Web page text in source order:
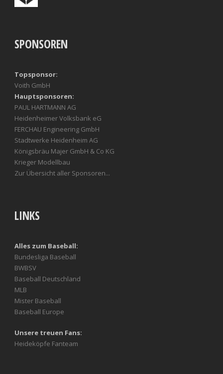
SPONSOREN
Topsponsor:
Voith GmbH
Hauptsponsoren:
PAUL HARTMANN AG
Heidenheimer Volksbank eG
FERCHAU Engineering GmbH
Stadtwerke Heidenheim AG
Königsbräu Majer GmbH & Co KG
Krieger Modellbau
Zur Übersicht aller Sponsoren...
LINKS
Alles zum Baseball:
Bundesliga Baseball
BWBSV
Baseball Deutschland
MLB
Mister Baseball
Baseball Europe
Unsere treuen Fans:
Heideköpfe Fanteam